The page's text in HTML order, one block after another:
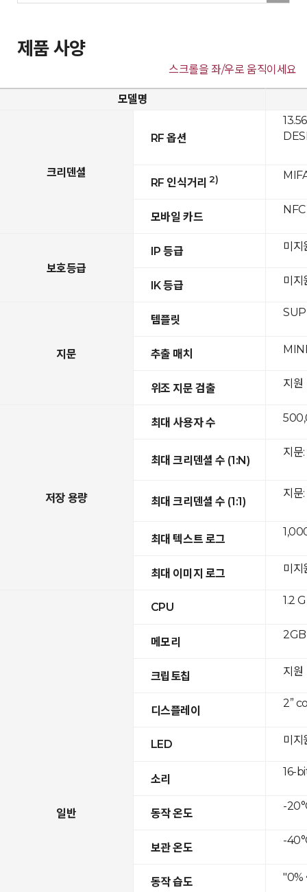
제품 사양
스크롤을 좌/우로 움직이세요
모델명
크리덴셜
RF 옵션
RF 인식거리 2)
모바일 카드
보호등급
IP 등급
IK 등급
지문
템플릿
추출 매치
위조 지문 검출
저장 용량
최대 사용자 수
최대 크리덴셜 수 (1:N)
최대 크리덴셜 수 (1:1)
최대 텍스트 로그
최대 이미지 로그
일반
CPU
메모리
크립토칩
디스플레이
LED
소리
동작 온도
보관 온도
동작 습도
NFC
미지
미지
지원
지
지
미지
1.2
지원
2”
미지
16-
-
-
"0%